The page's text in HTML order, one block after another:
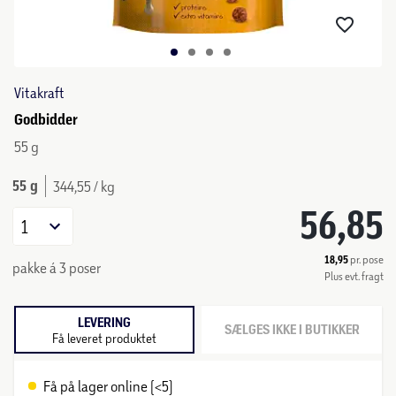
Vitakraft
Godbidder
55 g
55 g 344,55 / kg
56,85
18,95 pr. pose
Plus evt. fragt
1
pakke á 3 poser
LEVERING
Få leveret produktet SÆLGES IKKE I BUTIKKER
Få på lager online (<5)